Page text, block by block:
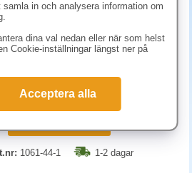
kr (inkl. moms)
1061-44-1 1-2 dagar
in och analysera information om
dina val nedan eller när som helst
Cookie-inställningar längst ner på
Acceptera alla